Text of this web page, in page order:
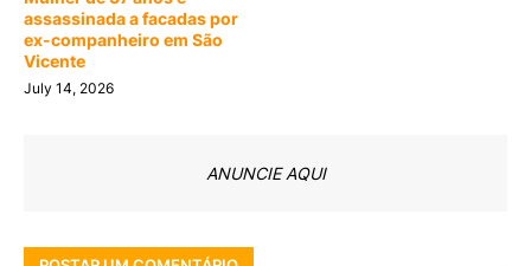
assassinada a facadas por
ex-companheiro em São
Vicente
July 14, 2026
ANUNCIE AQUI